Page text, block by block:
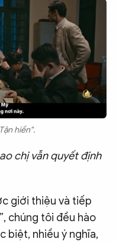
hiến".
chị vẫn quyết định
giới thiệu và tiếp
chúng tôi đều hào
biệt, nhiều ý nghĩa,